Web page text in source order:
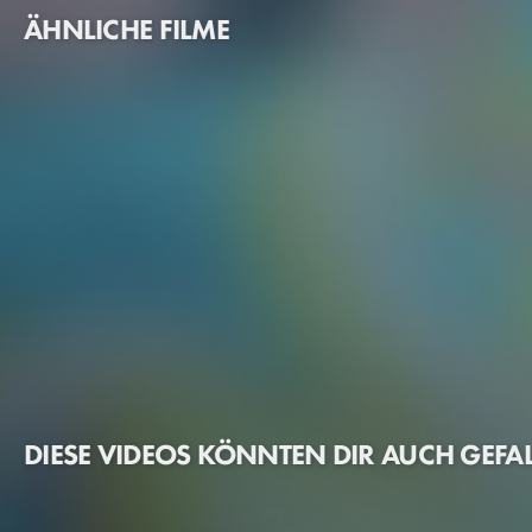
ÄHNLICHE FILME
DIESE VIDEOS KÖNNTEN DIR AUCH